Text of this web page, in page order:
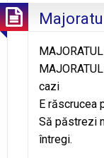
cazi
E răscrucea
Să păstrezi
întregi.